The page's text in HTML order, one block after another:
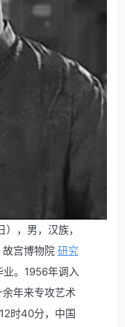
，男，汉族，
故宫博物院 研究
。1956年调入
年来专攻艺术
时40分，中国